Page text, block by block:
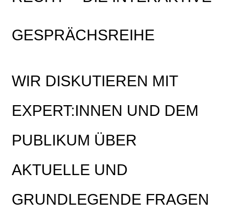
GESPRÄCHSREIHE
WIR DISKUTIEREN MIT
EXPERT:INNEN UND DEM
PUBLIKUM ÜBER
AKTUELLE UND
GRUNDLEGENDE FRAGEN